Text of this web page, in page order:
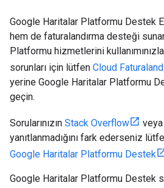
Google Haritalar Platformu Destek
hem de faturalandırma desteği
Platformu hizmetlerini
sorunları için lütfen Cloud
yerine Google Haritalar Platformu
geçin.
Sorularınızın Stack Overflow veya
yanıtlanmadığını fark ederseniz
Google Haritalar Platformu Destek
Google Haritalar Platformu Destek